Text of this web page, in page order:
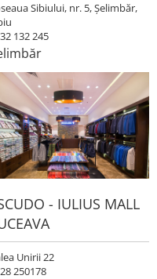
Sibiului, nr. 5, Șelimbăr,
132 245
- IULIUS MALL
Unirii 22
250178